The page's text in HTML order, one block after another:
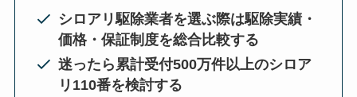
シロアリ駆除業者を選ぶ際は駆除実績・
価格・保証制度を総合比較する
迷ったら累計受付500万件以上のシロア
リ110番を検討する